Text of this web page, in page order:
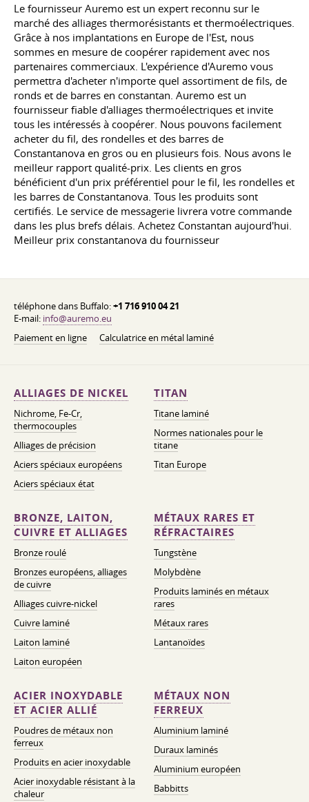
Le fournisseur Auremo est un expert reconnu sur le
marché des alliages thermorésistants et thermoélectriques.
Grâce à nos implantations en Europe de l'Est, nous
sommes en mesure de coopérer rapidement avec nos
partenaires commerciaux. L'expérience d'Auremo vous
permettra d'acheter n'importe quel assortiment de fils, de
ronds et de barres en constantan. Auremo est un
fournisseur fiable d'alliages thermoélectriques et invite
tous les intéressés à coopérer. Nous pouvons facilement
acheter du fil, des rondelles et des barres de
Constantanova en gros ou en plusieurs fois. Nous avons le
meilleur rapport qualité-prix. Les clients en gros
bénéficient d'un prix préférentiel pour le fil, les rondelles et
les barres de Constantanova. Tous les produits sont
certifiés. Le service de messagerie livrera votre commande
dans les plus brefs délais. Achetez Constantan aujourd'hui.
Meilleur prix constantanova du fournisseur
téléphone dans Buffalo:+1 716 910 04 21
E-mail: info@auremo.eu
Paiement en ligne
Calculatrice en métal laminé
ALLIAGES DE NICKEL
Nichrome, Fe-Cr,
thermocouples
Alliages de précision
Aciers spéciaux européens
Aciers spéciaux état
TITAN
Titane laminé
Normes nationales pour le
titane
Titan Europe
BRONZE, LAITON,
CUIVRE ET ALLIAGES
Bronze roulé
Bronzes européens, alliages
de cuivre
Alliages cuivre-nickel
Cuivre laminé
Laiton laminé
Laiton européen
MÉTAUX RARES ET
RÉFRACTAIRES
Tungstène
Molybdène
Produits laminés en métaux
rares
Métaux rares
Lantanoïdes
ACIER INOXYDABLE
ET ACIER ALLIÉ
Poudres de métaux non
ferreux
Produits en acier inoxydable
Acier inoxydable résistant à la
chaleur
MÉTAUX NON
FERREUX
Aluminium laminé
Duraux laminés
Aluminium européen
Babbitts